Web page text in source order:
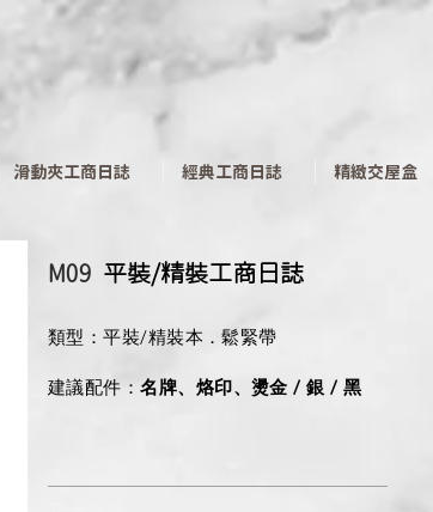
滑動夾工商日誌 經典工商日誌 精緻交屋盒
M09 ​平裝/精裝工商日誌
類型：平裝/精裝本．鬆緊帶
建議配件：名牌、烙印、燙金 / 銀 / 黑